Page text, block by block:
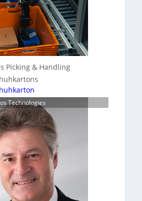
Picking & Handling
Technologies